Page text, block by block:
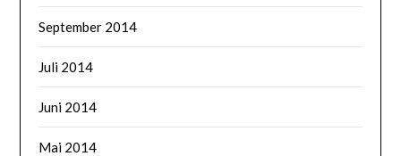
September 2014
Juli 2014
Juni 2014
Mai 2014